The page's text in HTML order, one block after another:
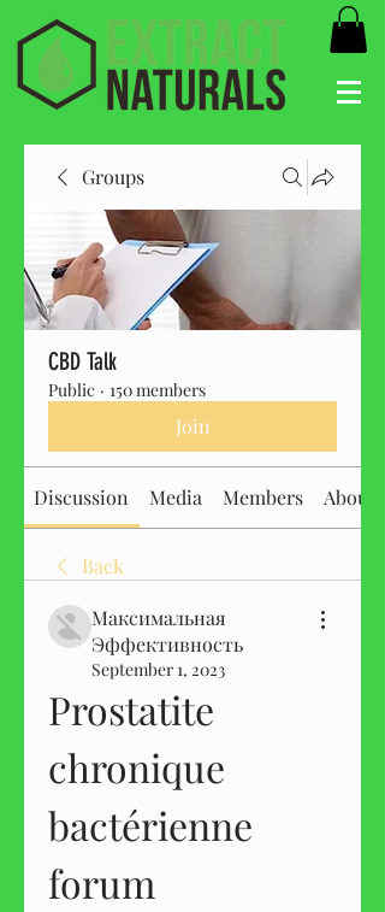
Groups
CBD Talk
Public · 150 members
Join
Discussion Media Members About
Back
Максимальная
Эффективность
September 1, 2023
Prostatite
chronique
bactérienne
forum